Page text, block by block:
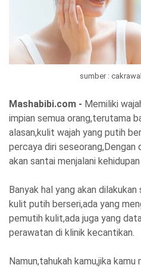
sumber :
Mashabibi.com - Memiliki
impian semua orang,terutama
alasan,kulit wajah yang putih
percaya diri seseorang,Dengan
akan santai menjalani
Banyak hal yang akan
kulit putih berseri,ada yang
pemutih kulit,ada juga yang
perawatan di klinik kecantikan.
Namun,tahukah kamu,jika